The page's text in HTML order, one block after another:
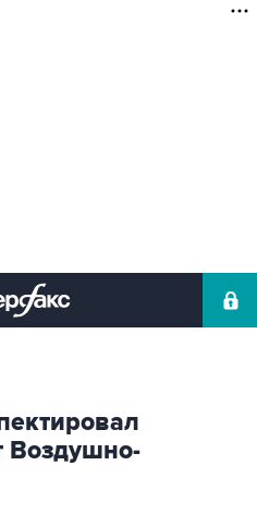
Воздушно-